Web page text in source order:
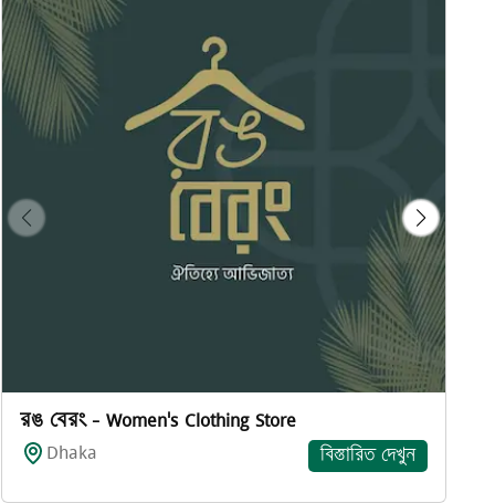
রঙ বেরং - Women's Clothing Store
Dhaka
বিস্তারিত দেখুন